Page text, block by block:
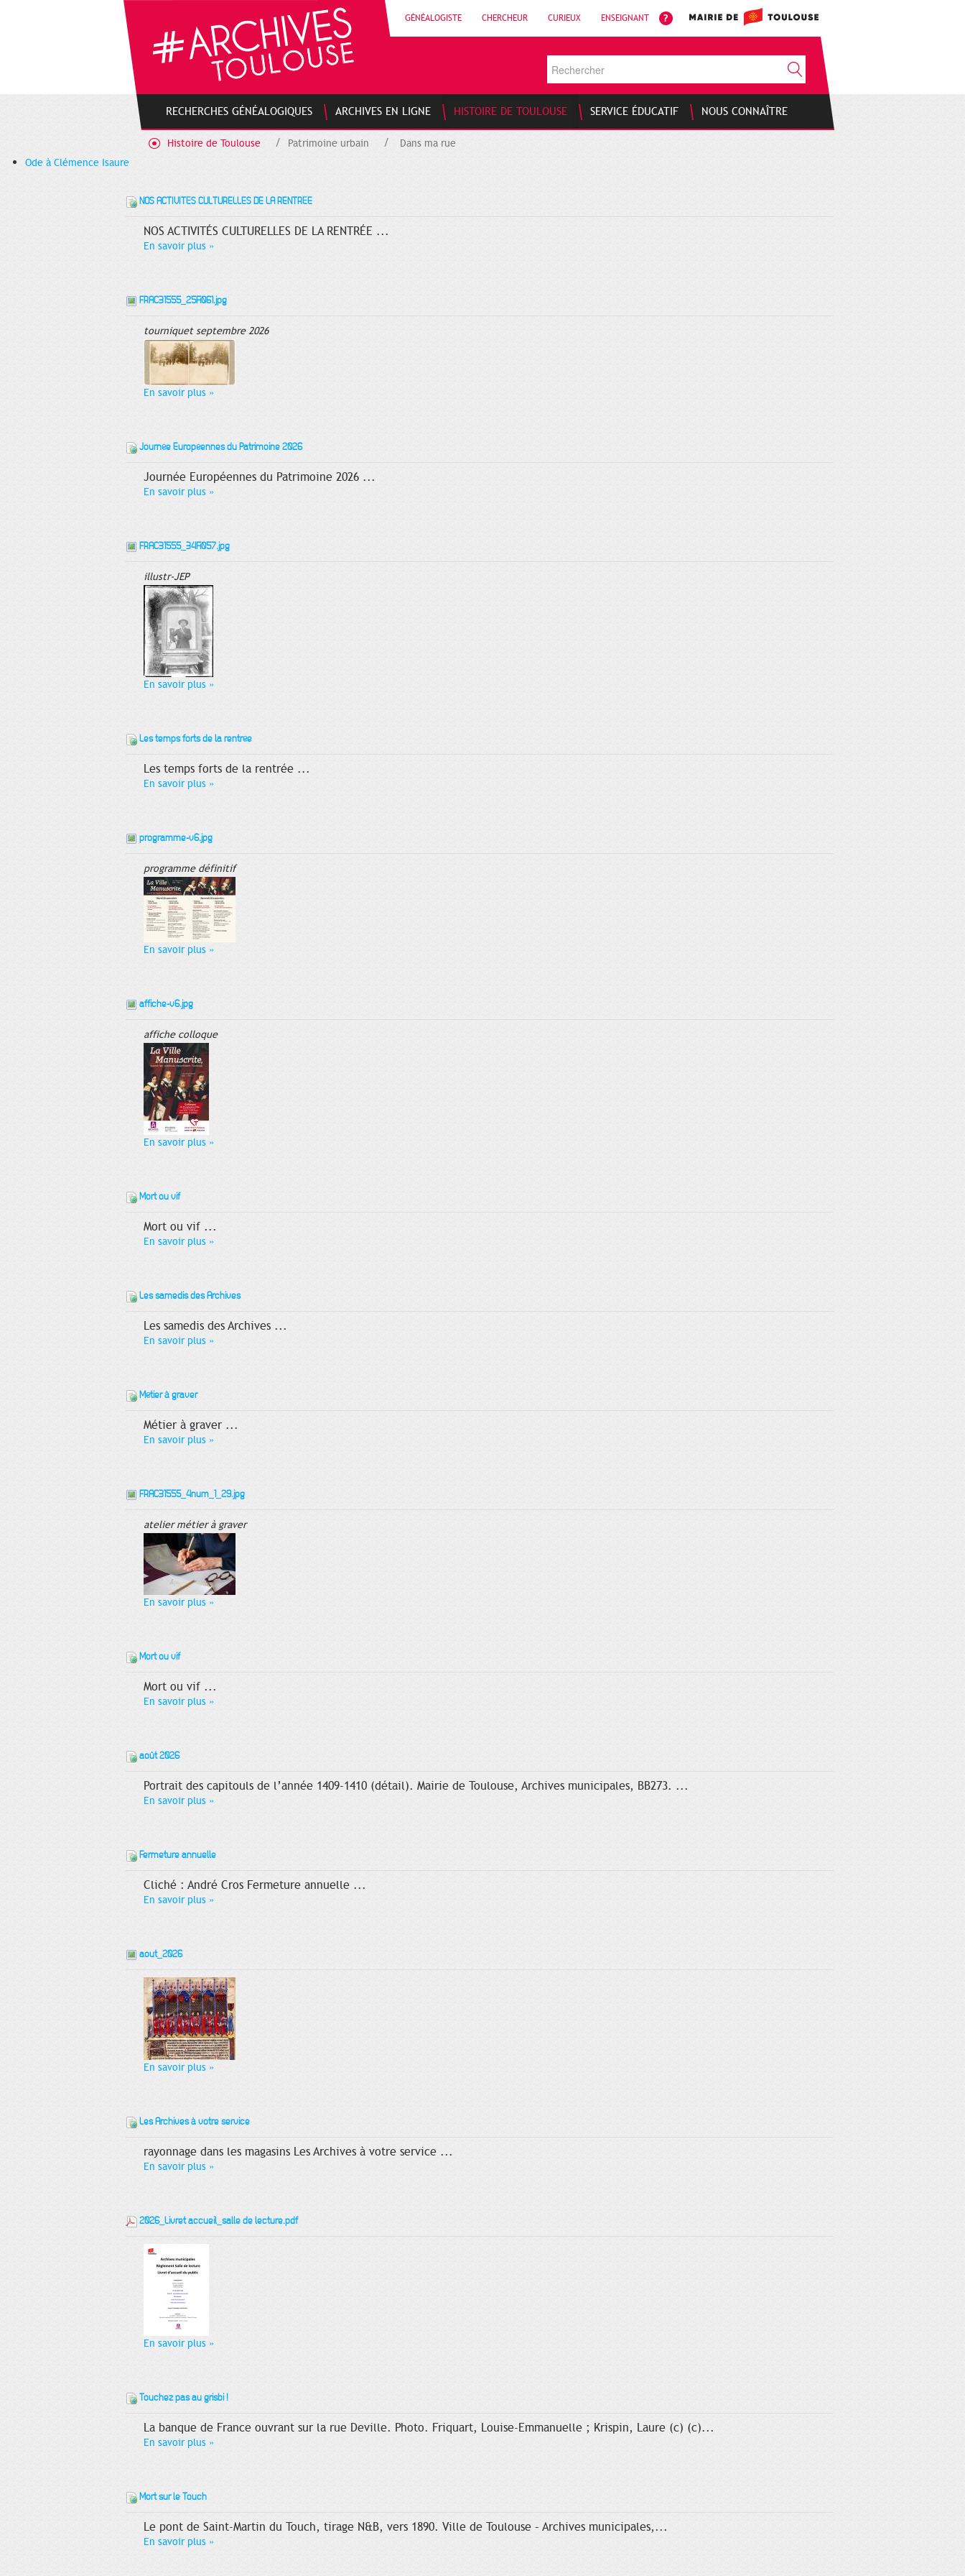
GÉNÉALOGISTE CHERCHEUR CURIEUX ENSEIGNANT
RECHERCHES GÉNÉALOGIQUES ARCHIVES EN LIGNE HISTOIRE DE TOULOUSE SERVICE ÉDUCATIF NOUS CONNAÎTRE
Histoire de Toulouse Patrimoine urbain
Dans ma rue
Ode à Clémence Isaure
NOS ACTIVITÉS CULTURELLES DE LA RENTRÉE
NOS ACTIVITÉS CULTURELLES DE LA RENTRÉE ...
En savoir plus »
FRAC31555_25Fi061.jpg
tourniquet septembre 2026
En savoir plus »
Journée Européennes du Patrimoine 2026
Journée Européennes du Patrimoine 2026 ...
En savoir plus »
FRAC31555_34Fi057.jpg
illustr-JEP
En savoir plus »
Les temps forts de la rentrée
Les temps forts de la rentrée ...
En savoir plus »
programme-v6.jpg
programme définitif
En savoir plus »
affiche-v6.jpg
affiche colloque
En savoir plus »
Mort ou vif
Mort ou vif ...
En savoir plus »
Les samedis des Archives
Les samedis des Archives ...
En savoir plus »
Métier à graver
Métier à graver ...
En savoir plus »
FRAC31555_4num_1_29.jpg
atelier métier à graver
En savoir plus »
Mort ou vif
Mort ou vif ...
En savoir plus »
août 2026
Portrait des capitouls de l’année 1409-1410 (détail). Mairie de Toulouse, Archives municipales, BB273. ...
En savoir plus »
Fermeture annuelle
Cliché : André Cros Fermeture annuelle ...
En savoir plus »
aout_2026
En savoir plus »
Les Archives à votre service
rayonnage dans les magasins Les Archives à votre service ...
En savoir plus »
2026_Livret accueil_salle de lecture.pdf
En savoir plus »
Touchez pas au grisbi !
La banque de France ouvrant sur la rue Deville. Photo. Friquart, Louise-Emmanuelle ; Krispin, Laure (c) (c)...
En savoir plus »
Mort sur le Touch
Le pont de Saint-Martin du Touch, tirage N&B, vers 1890. Ville de Toulouse – Archives municipales,...
En savoir plus »
Gestion de vos préférences sur les cookies